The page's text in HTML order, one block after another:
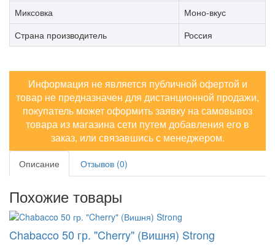
Миксовка
Моно-вкус
Страна производитель
Россия
Информация не является публичной офертой и
товар не предназначен для дистанционной продажи,
покупатель может оформить заявку на самовывоз
товара из магазина сети путем добавления его в
заказ, или связавшись с менеджером.
Описание Отзывов (0)
Похожие товары
Chabacco 50 гр. "Cherry" (Вишня) Strong